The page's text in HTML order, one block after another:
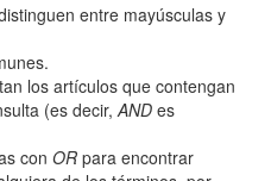
entre mayúsculas y
los artículos que contengan
(es decir, AND es
con OR para encontrar